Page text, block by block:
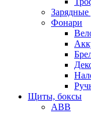
Зарядные
Фонари
Щиты, боксы
ABB